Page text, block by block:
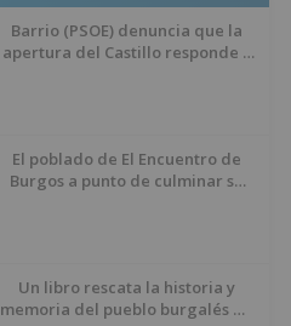
Barrio (PSOE) denuncia que la
apertura del Castillo responde a
El poblado de El Encuentro de
Burgos a punto de culminar su
Un libro rescata la historia y
memoria del pueblo burgalés de